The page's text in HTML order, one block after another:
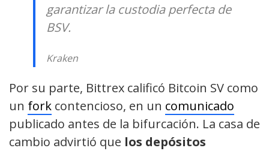
garantizar la custodia perfecta de
BSV.
Kraken
Por su parte, Bittrex calificó Bitcoin SV como
un fork contencioso, en un comunicado
publicado antes de la bifurcación. La casa de
cambio advirtió que los depósitos